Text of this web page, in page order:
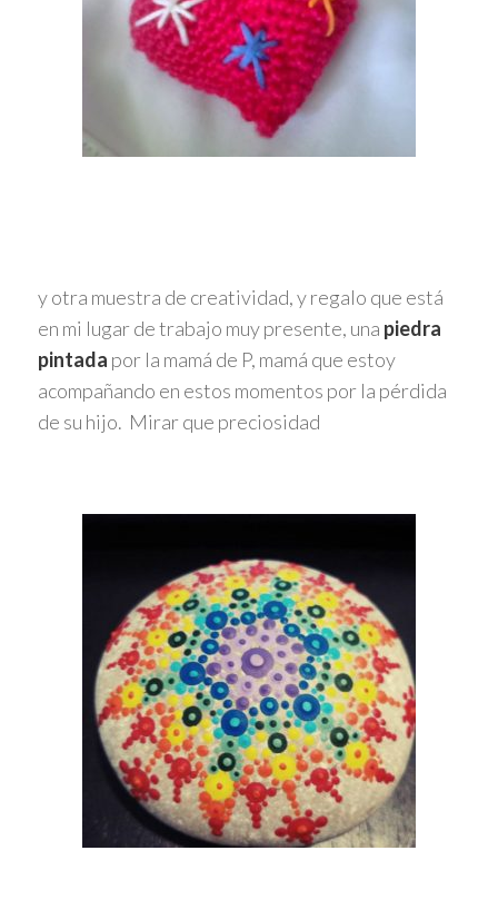
y otra muestra de creatividad, y regalo que está
en mi lugar de trabajo muy presente, una piedra
pintada por la mamá de P, mamá que estoy
acompañando en estos momentos por la pérdida
de su hijo. Mirar que preciosidad